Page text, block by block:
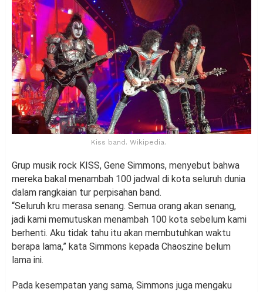
Kiss band. Wikipedia.
Grup musik rock KISS, Gene Simmons, menyebut bahwa
mereka bakal menambah 100 jadwal di kota seluruh dunia
dalam rangkaian tur perpisahan band.
“Seluruh kru merasa senang. Semua orang akan senang,
jadi kami memutuskan menambah 100 kota sebelum kami
berhenti. Aku tidak tahu itu akan membutuhkan waktu
berapa lama,” kata Simmons kepada Chaoszine belum
lama ini.
Pada kesempatan yang sama, Simmons juga mengaku